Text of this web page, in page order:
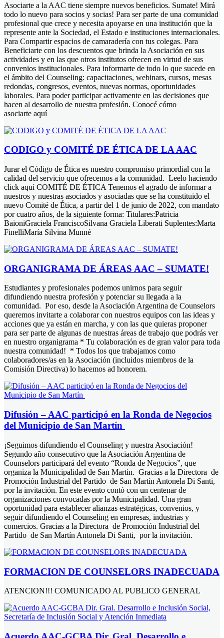
Asociarte a la AAC tiene siempre nuevos beneficios. Sumate! Mirá
todo lo nuevo para socios y socias! Para ser parte de una comunidad
profesional que crece y necesita apoyarse en una institución que la
represente ante la Sociedad, el Estado e instituciones internacionales.
Para Compartir espacios de camaradería con tus colegas. Para
Beneficiarte con los descuentos que brinda la Asociación en sus
actividades y en las que otros institutos ofrecen en virtud de sus
convenios institucionales. Para informarte de todo lo que sucede en
el ámbito del Counseling: capacitaciones, webinars, cursos, mesas
redondas, congresos, eventos, nuevas normas, oportunidades
laborales. Para poder participar activamente en las decisiones que
hacen al desarrollo de nuestra profesión. Conocé cómo
asociarte aquí
CODIGO y COMITÉ DE ÉTICA DE LA AAC
Jurar el Código de Ética es nuestro compromiso primordial con la
calidad del servicio que ofrecemos a la comunidad. Leelo haciendo
click aquí COMITÉ DE ÉTICA Tenemos el agrado de informar a
nuestros y nuestras asociados y asociadas que se ha constituido el
nuevo Comité de Ética, a partir del 1 de junio de 2022, con mandato
por cuatro años, de la siguiente forma: Titulares:Patricia
BaioniGraciela FranciscoSilvana Graciela Liberati Suplentes:Marta
FinelliMaría Silvina Munné
ORGANIGRAMA DE ÁREAS AAC – SUMATE!
Estudiantes y profesionales podemos unirnos para seguir
difundiendo nuestra profesión y potenciar su llegada a la
comunidad. Por eso, desde la Asociación Argentina de Counselors
queremos invitarte a colaborar con nuestros equipos con las ideas y
acciones que ya están en marcha, y con las que quieras proponer
para ser parte de algunas de nuestras áreas de trabajo que podrás ver
en nuestro organigrama * Tu colaboración es de gran valor para toda
nuestra comunidad! * Todos los que trabajamos como
colaboradores/as en la Asociación (incluidos miembros de la
Comisión Directiva) lo hacemos ad honorem.
Difusión – AAC participó en la Ronda de Negocios
del Municipio de San Martín
¡Seguimos difundiendo el Counseling y nuestra Asociación!
Segundo año consecutivo que la Asociación Argentina de
Counselors participará del evento “Ronda de Negocios”, que
organiza la Municipalidad de San Martín. Gracias a la Directora de
Promoción Industrial del Partido de San Martín Antonela Di Santi,
por la invitación. En este evento contó con un centenar de
organizaciones convocadas por la Municipalidad. Una gran
oportunidad para establecer alianzas estratégicas, convenios, y
seguir difundiendo el Counseling en empresas, industrias y
comercios. Gracias a la Directora de Promoción Industrial del
Partido de San Martín Antonela Di Santi, por la invitación.
FORMACION DE COUNSELORS INADECUADA
ATENCION!!! COMUNICADO AL PUBLICO GENERAL